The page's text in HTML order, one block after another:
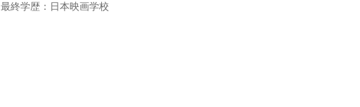
最終学歴：日本映画学校